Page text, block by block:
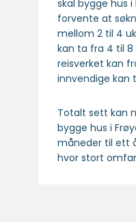
skal bygge hus
forvente at
mellom 2 til 4
kan ta fra 4 til 8
reisverket kan
innvendige kan
Totalt sett kan
bygge hus i
måneder til ett
hvor stort